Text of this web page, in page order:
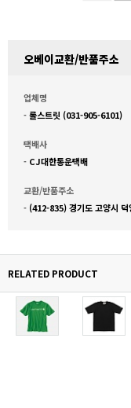
오베이교환/반품주소
업체명
-롤스트릿 (031-905-6101)
택배사
- CJ대한통운택배
교환/반품주소
- (412-835) 경기도 고양시
RELATED PRODUCT